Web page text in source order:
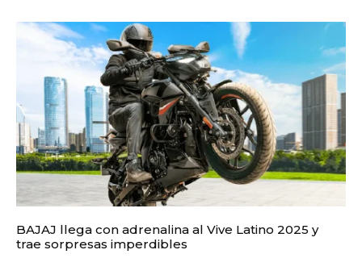
BAJAJ llega con adrenalina al Vive Latino 2025 y
trae sorpresas imperdibles